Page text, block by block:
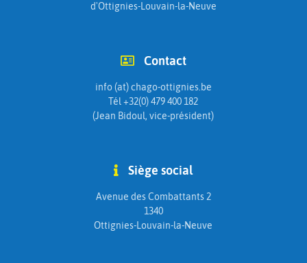
d'Ottignies-Louvain-la-Neuve
Contact
info (at) chago-ottignies.be
Tél +32(0) 479 400 182
(Jean Bidoul, vice-président)
Siège social
Avenue des Combattants 2
1340
Ottignies-Louvain-la-Neuve